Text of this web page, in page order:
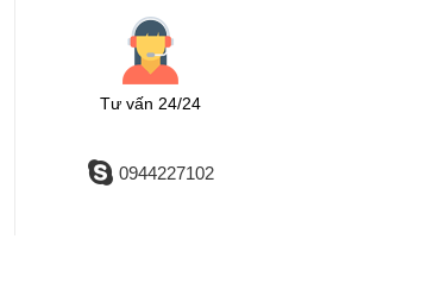
Tư vấn 24/24
0944227102